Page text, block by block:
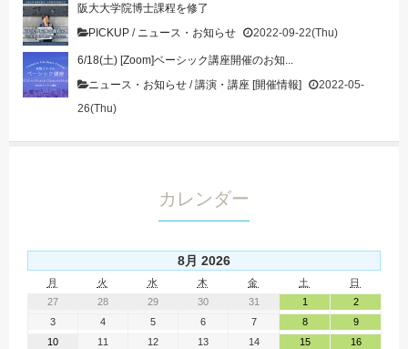
阪大大学院博士課程を修了
PICKUP / ニュース・お知らせ 2022-09-22(Thu)
6/18(土) [Zoom]ベーシック講座開催のお知...
ニュース・お知らせ /講演・講座 [開催情報]
2022-05-
26(Thu)
カレンダー
8月 2026
月 火 水 木 金 土
日
27
28 29 30 31 1
2
3
4 5 6 7 8
9
10
11 12 13 14 15
16